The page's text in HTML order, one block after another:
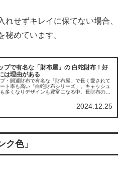
せずキレイに保てない場合、
秘めています。
プで有名な「財布屋」の 白蛇財布！好
は理由がある
・開運財布で有名な「財布屋」で長く愛されて
ト率も高い「白蛇財布シリーズ」。キャッシュ
多くなりデザインも豊富になる中、長財布の人
2024.12.25
ク色」